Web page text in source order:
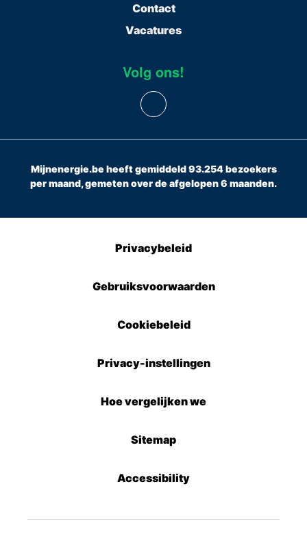
Contact
Vacatures
Volg ons!
Mijnenergie.be heeft gemiddeld 93.254 bezoekers
per maand, gemeten over de afgelopen 6 maanden.
Privacybeleid
Gebruiksvoorwaarden
Cookiebeleid
Privacy-instellingen
Hoe vergelijken we
Sitemap
Accessibility